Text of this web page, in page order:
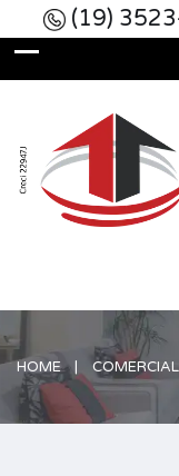
(19)
HOME COMERCIAL